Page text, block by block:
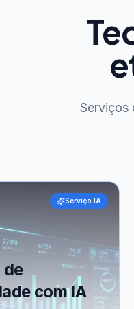
Serviços
Serviço IA
de
com IA